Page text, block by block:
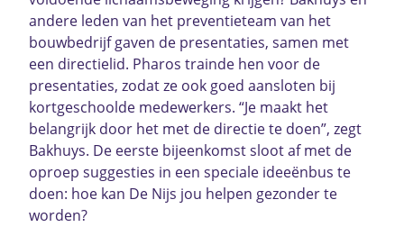
andere leden van het preventieteam van het
bouwbedrijf gaven de presentaties, samen met
een directielid. Pharos trainde hen voor de
presentaties, zodat ze ook goed aansloten bij
kortgeschoolde medewerkers. “Je maakt het
belangrijk door het met de directie te doen”, zegt
Bakhuys. De eerste bijeenkomst sloot af met de
oproep suggesties in een speciale ideeënbus te
doen: hoe kan De Nijs jou helpen gezonder te
worden?